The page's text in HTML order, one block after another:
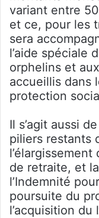
variant entre
et ce, pour les
sera
l’aide spéciale
orphelins et
accueillis dans
protection
Il s’agit aussi
piliers restants
de retraite, et
l’Indemnité
poursuite du
l’acquisition